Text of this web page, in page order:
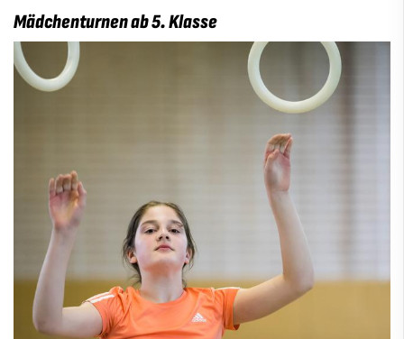
Mädchenturnen ab 5. Klasse